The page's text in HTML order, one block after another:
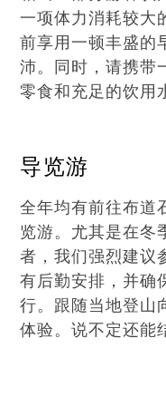
一项体力消耗较大
前享用一顿丰盛的
沛。同时，请携带
零食和充足的饮用
导览游
全年均有前往布道
览游。尤其是在冬
者，我们强烈建议
有后勤安排，并确
行。跟随当地登山
体验。说不定还能